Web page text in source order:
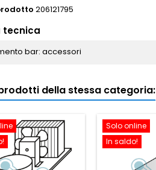
206121795
tecnica
bar: accessori
della stessa categoria:
Solo online
In saldo!